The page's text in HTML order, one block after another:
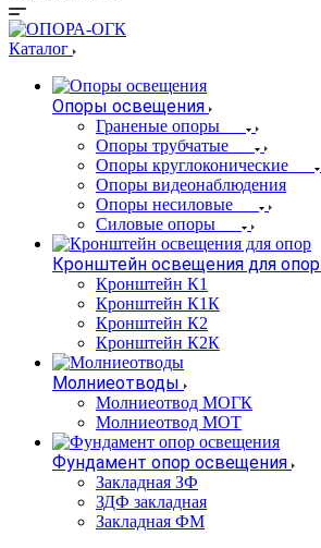
Каталог
Опоры освещения
Граненые опоры
Опоры трубчатые
Опоры круглоконические
Опоры видеонаблюдения
Опоры несиловые
Силовые опоры
Кронштейн освещения для опор
Кронштейн К1
Кронштейн К1К
Кронштейн К2
Кронштейн К2К
Молниеотводы
Молниеотвод МОГК
Молниеотвод МОТ
Фундамент опор освещения
Закладная ЗФ
ЗДФ закладная
Закладная ФМ